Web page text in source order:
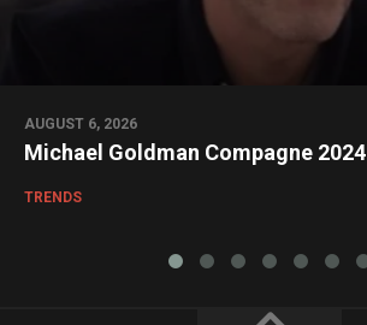
AUGUST 6, 2026
Michael Goldman Compagne 2024
TRENDS